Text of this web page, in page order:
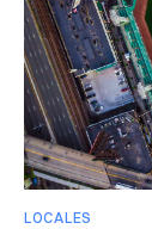
LOCALES